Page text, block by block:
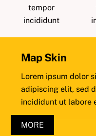
tempor
incididunt
Map Skin
Lorem ipsum dolor
adipiscing elit, sed
incididunt ut labore
MORE